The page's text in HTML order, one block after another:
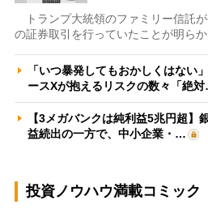
トランプ大統領のファミリー信託
の証券取引を行っていたことが明ら
「いつ暴発してもおかしくはない
ースXが抱えるリスクの数々「絶
【3メガバンクは純利益5兆円超】
益続出の一方で、中小企業・…
投資ノウハウ満載コミック